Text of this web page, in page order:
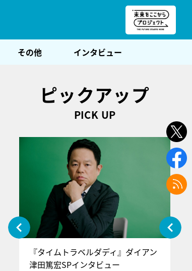
その他 インタビュー
ピックアップ
PICK UP
『タイムトラベルダディ』ダイアン
津田篤宏SPインタビュー